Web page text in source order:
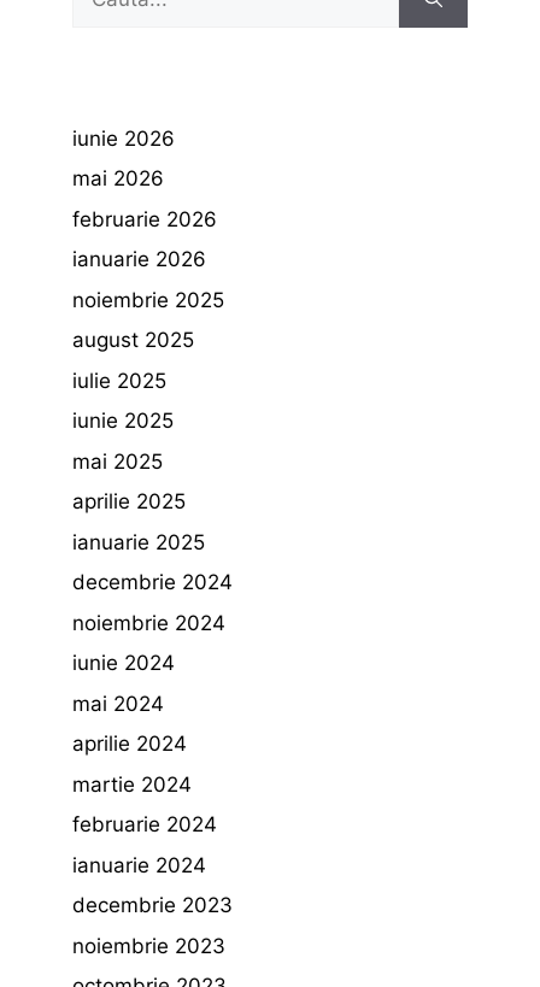
după:
iunie 2026
mai 2026
februarie 2026
ianuarie 2026
noiembrie 2025
august 2025
iulie 2025
iunie 2025
mai 2025
aprilie 2025
ianuarie 2025
decembrie 2024
noiembrie 2024
iunie 2024
mai 2024
aprilie 2024
martie 2024
februarie 2024
ianuarie 2024
decembrie 2023
noiembrie 2023